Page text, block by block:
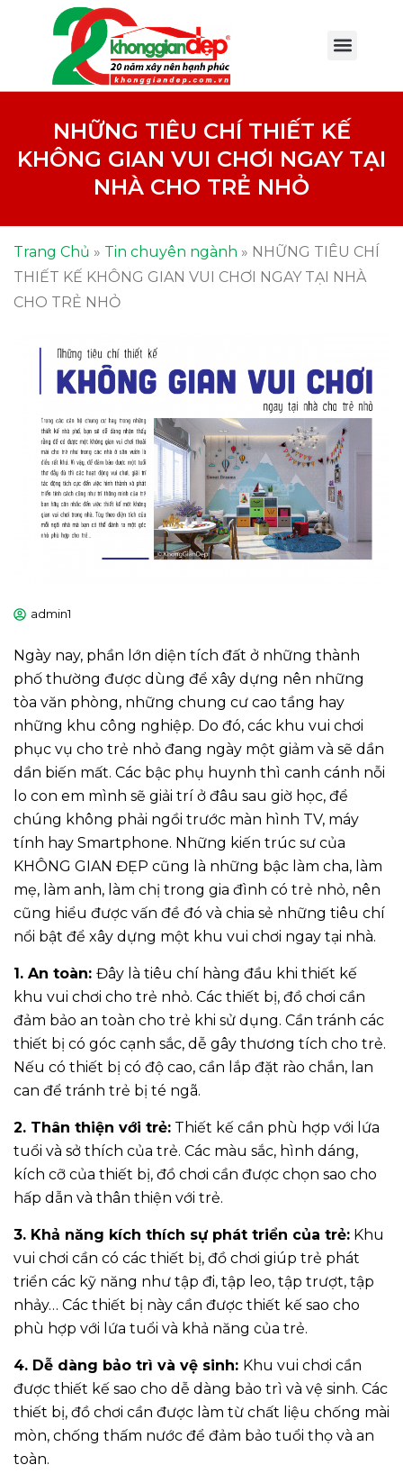
NHỮNG TIÊU CHÍ THIẾT KẾ
KHÔNG GIAN VUI CHƠI NGAY TẠI
NHÀ CHO TRẺ NHỎ
Trang Chủ » Tin chuyên ngành » NHỮNG TIÊU CHÍ
THIẾT KẾ KHÔNG GIAN VUI CHƠI NGAY TẠI NHÀ
CHO TRẺ NHỎ
admin1
Ngày nay, phần lớn diện tích đất ở những thành
phố thường được dùng để xây dựng nên những
tòa văn phòng, những chung cư cao tầng hay
những khu công nghiệp. Do đó, các khu vui chơi
phục vụ cho trẻ nhỏ đang ngày một giảm và sẽ dần
dần biến mất. Các bậc phụ huynh thì canh cánh nỗi
lo con em mình sẽ giải trí ở đâu sau giờ học, để
chúng không phải ngồi trước màn hình TV, máy
tính hay Smartphone. Những kiến trúc sư của
KHÔNG GIAN ĐẸP cũng là những bậc làm cha, làm
mẹ, làm anh, làm chị trong gia đình có trẻ nhỏ, nên
cũng hiểu được vấn đề đó và chia sẻ những tiêu chí
nổi bật để xây dựng một khu vui chơi ngay tại nhà.
1. An toàn: Đây là tiêu chí hàng đầu khi thiết kế
khu vui chơi cho trẻ nhỏ. Các thiết bị, đồ chơi cần
đảm bảo an toàn cho trẻ khi sử dụng. Cần tránh các
thiết bị có góc cạnh sắc, dễ gây thương tích cho trẻ.
Nếu có thiết bị có độ cao, cần lắp đặt rào chắn, lan
can để tránh trẻ bị té ngã.
2. Thân thiện với trẻ: Thiết kế cần phù hợp với lứa
tuổi và sở thích của trẻ. Các màu sắc, hình dáng,
kích cỡ của thiết bị, đồ chơi cần được chọn sao cho
hấp dẫn và thân thiện với trẻ.
3. Khả năng kích thích sự phát triển của trẻ: Khu
vui chơi cần có các thiết bị, đồ chơi giúp trẻ phát
triển các kỹ năng như tập đi, tập leo, tập trượt, tập
nhảy… Các thiết bị này cần được thiết kế sao cho
phù hợp với lứa tuổi và khả năng của trẻ.
4. Dễ dàng bảo trì và vệ sinh: Khu vui chơi cần
được thiết kế sao cho dễ dàng bảo trì và vệ sinh. Các
thiết bị, đồ chơi cần được làm từ chất liệu chống mài
mòn, chống thấm nước để đảm bảo tuổi thọ và an
toàn.